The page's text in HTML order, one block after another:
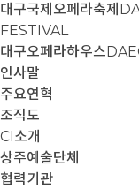
대구국제오페라축제
FESTIVAL
대구오페라하우스
인사말
주요연혁
조직도
CI소개
상주예술단체
협력기관